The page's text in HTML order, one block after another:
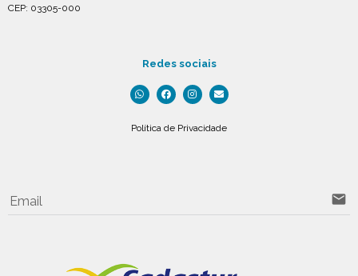
CEP: 03305-000
Redes sociais
Política de Privacidade
Email email